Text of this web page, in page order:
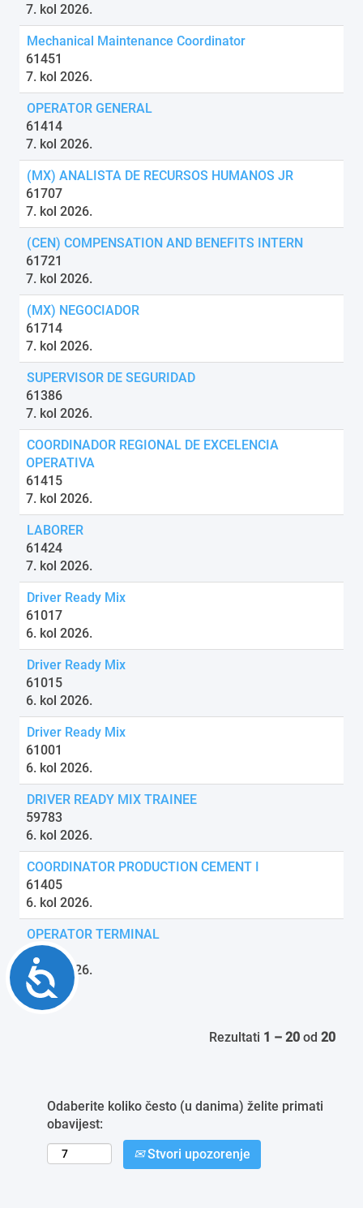
Accessibility
7. kol 2026.
Mechanical Maintenance Coordinator
61451
7. kol 2026.
OPERATOR GENERAL
61414
7. kol 2026.
(MX) ANALISTA DE RECURSOS HUMANOS JR
61707
7. kol 2026.
(CEN) COMPENSATION AND BENEFITS INTERN
61721
7. kol 2026.
(MX) NEGOCIADOR
61714
7. kol 2026.
SUPERVISOR DE SEGURIDAD
61386
7. kol 2026.
COORDINADOR REGIONAL DE EXCELENCIA
OPERATIVA
61415
7. kol 2026.
LABORER
61424
7. kol 2026.
Driver Ready Mix
61017
6. kol 2026.
Driver Ready Mix
61015
6. kol 2026.
Driver Ready Mix
61001
6. kol 2026.
DRIVER READY MIX TRAINEE
59783
6. kol 2026.
COORDINATOR PRODUCTION CEMENT I
61405
6. kol 2026.
OPERATOR TERMINAL
61401
6. kol 2026.
Rezultati 1 – 20 od 20
Odaberite koliko često (u danima) želite primati
obavijest:
Stvori upozorenje